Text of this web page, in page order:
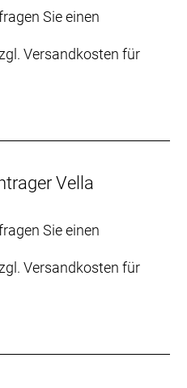
Sie einen
Versandkosten für
Vella
Sie einen
Versandkosten für